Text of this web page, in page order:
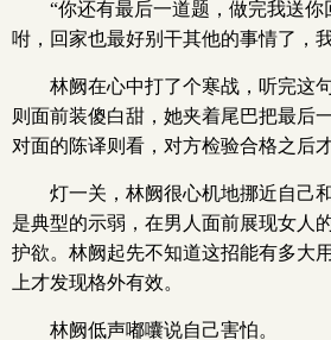
“你还有最后一道题，做完我送
咐，回家也最好别干其他的事情了，
林阙在心中打了个寒战，听完这
则面前装傻白甜，她夹着尾巴把最后
对面的陈译则看，对方检验合格之后
灯一关，林阙很心机地挪近自己
是典型的示弱，在男人面前展现女人
护欲。林阙起先不知道这招能有多大
上才发现格外有效。
林阙低声嘟囔说自己害怕。